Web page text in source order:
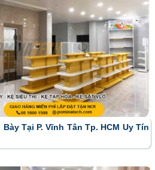
Tại P. Vĩnh Tân Tp. HCM Uy Tín